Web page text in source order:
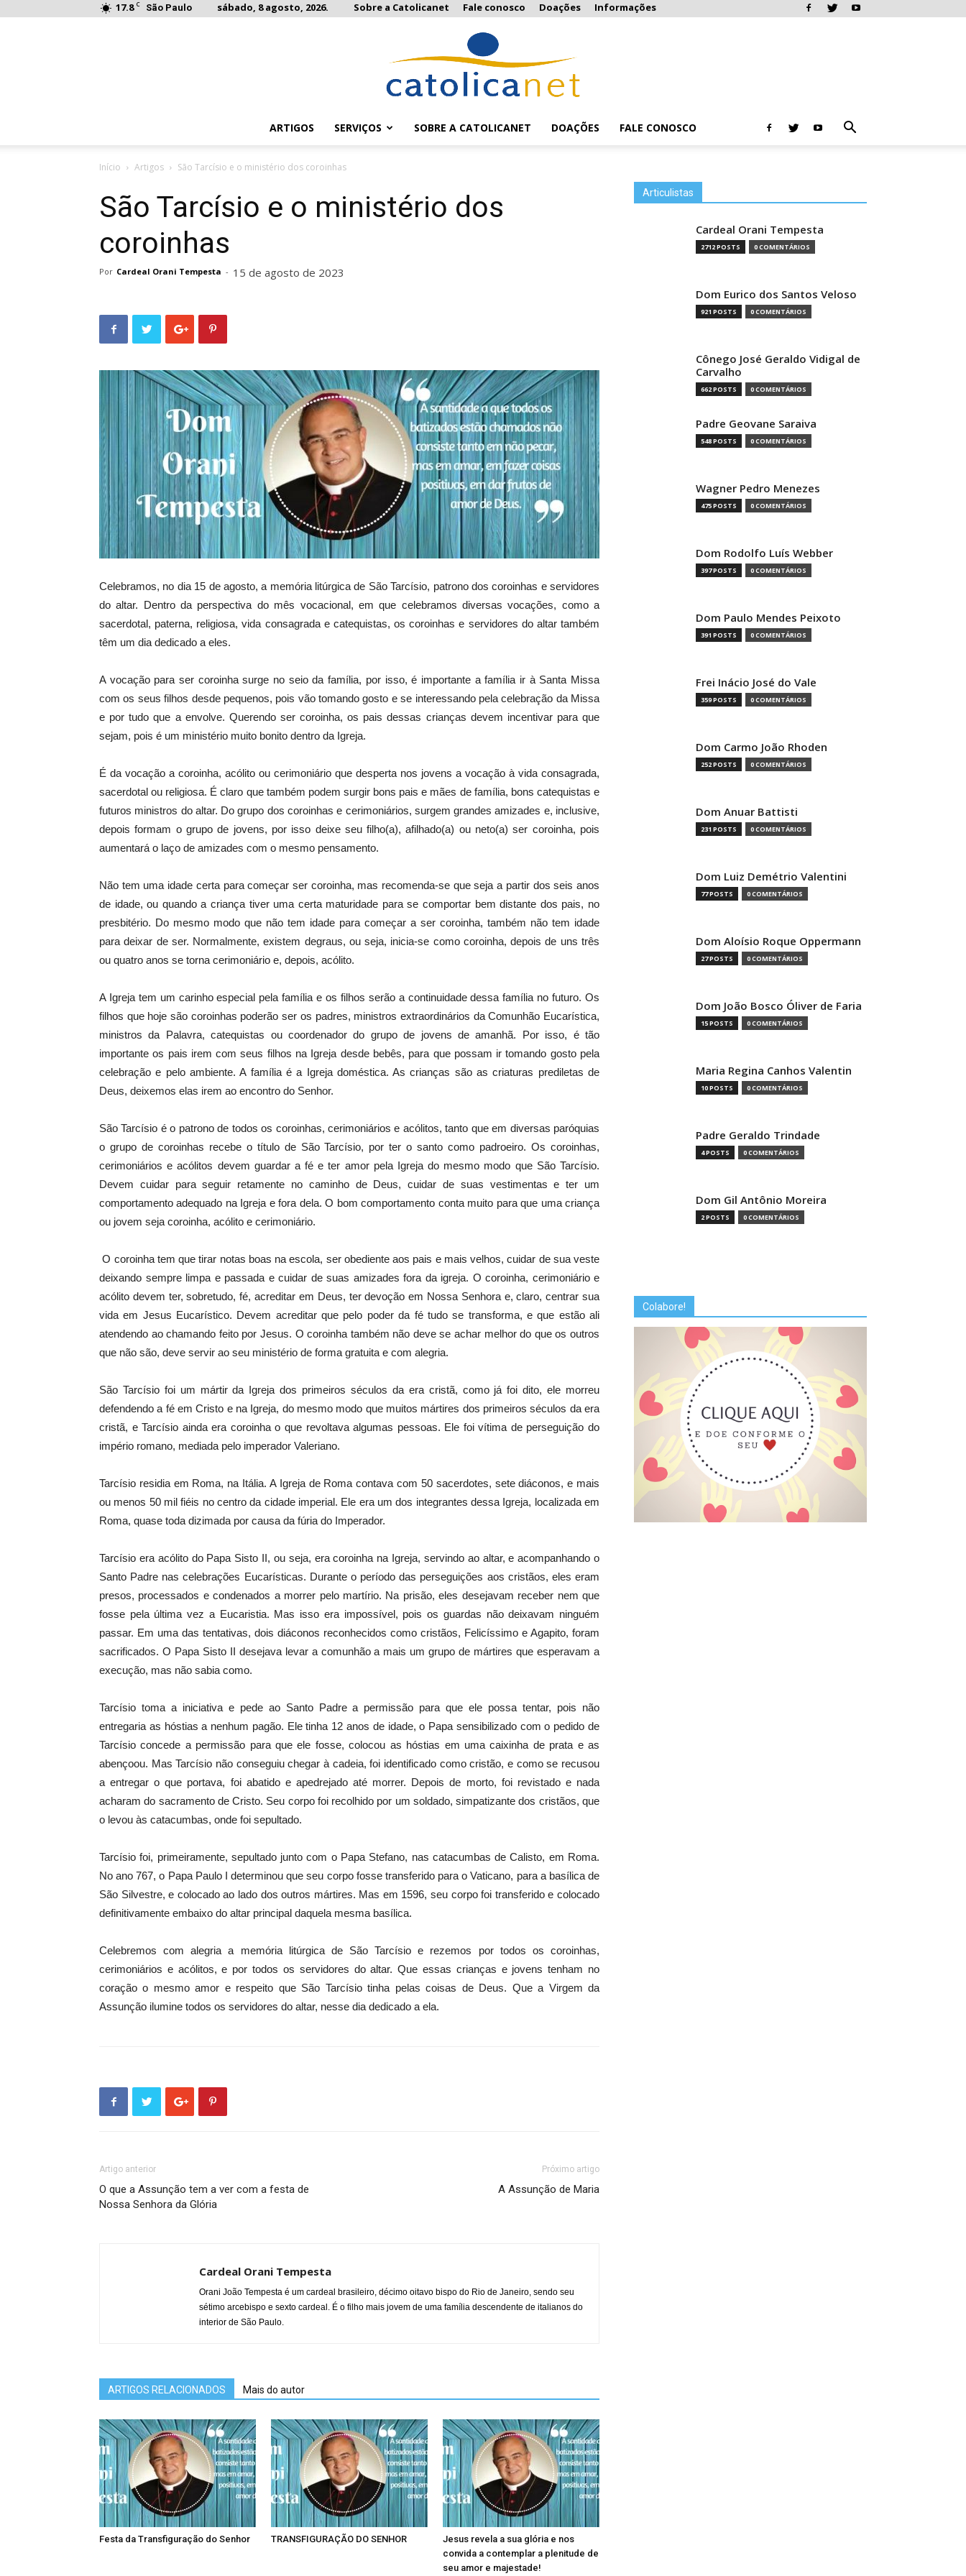
17.8 C São Paulo sábado, 8 agosto, 2026. Sobre a Catolicanet Fale conosco Doações Informações
ARTIGOS SERVIÇOS SOBRE A CATOLICANET DOAÇÕES FALE CONOSCO
Início Artigos São Tarcísio e o ministério dos coroinhas
São Tarcísio e o ministério dos
coroinhas
Por Cardeal Orani Tempesta - 15 de agosto de 2023
Celebramos, no dia 15 de agosto, a memória litúrgica de São Tarcísio, patrono dos coroinhas e servidores
do altar. Dentro da perspectiva do mês vocacional, em que celebramos diversas vocações, como a
sacerdotal, paterna, religiosa, vida consagrada e catequistas, os coroinhas e servidores do altar também
têm um dia dedicado a eles.
A vocação para ser coroinha surge no seio da família, por isso, é importante a família ir à Santa Missa
com os seus filhos desde pequenos, pois vão tomando gosto e se interessando pela celebração da Missa
e por tudo que a envolve. Querendo ser coroinha, os pais dessas crianças devem incentivar para que
sejam, pois é um ministério muito bonito dentro da Igreja.
É da vocação a coroinha, acólito ou cerimoniário que desperta nos jovens a vocação à vida consagrada,
sacerdotal ou religiosa. É claro que também podem surgir bons pais e mães de família, bons catequistas e
futuros ministros do altar. Do grupo dos coroinhas e cerimoniários, surgem grandes amizades e, inclusive,
depois formam o grupo de jovens, por isso deixe seu filho(a), afilhado(a) ou neto(a) ser coroinha, pois
aumentará o laço de amizades com o mesmo pensamento.
Não tem uma idade certa para começar ser coroinha, mas recomenda-se que seja a partir dos seis anos
de idade, ou quando a criança tiver uma certa maturidade para se comportar bem distante dos pais, no
presbitério. Do mesmo modo que não tem idade para começar a ser coroinha, também não tem idade
para deixar de ser. Normalmente, existem degraus, ou seja, inicia-se como coroinha, depois de uns três
ou quatro anos se torna cerimoniário e, depois, acólito.
A Igreja tem um carinho especial pela família e os filhos serão a continuidade dessa família no futuro. Os
filhos que hoje são coroinhas poderão ser os padres, ministros extraordinários da Comunhão Eucarística,
ministros da Palavra, catequistas ou coordenador do grupo de jovens de amanhã. Por isso, é tão
importante os pais irem com seus filhos na Igreja desde bebês, para que possam ir tomando gosto pela
celebração e pelo ambiente. A família é a Igreja doméstica. As crianças são as criaturas prediletas de
Deus, deixemos elas irem ao encontro do Senhor.
São Tarcísio é o patrono de todos os coroinhas, cerimoniários e acólitos, tanto que em diversas paróquias
o grupo de coroinhas recebe o título de São Tarcísio, por ter o santo como padroeiro. Os coroinhas,
cerimoniários e acólitos devem guardar a fé e ter amor pela Igreja do mesmo modo que São Tarcísio.
Devem cuidar para seguir retamente no caminho de Deus, cuidar de suas vestimentas e ter um
comportamento adequado na Igreja e fora dela. O bom comportamento conta muito para que uma criança
ou jovem seja coroinha, acólito e cerimoniário.
O coroinha tem que tirar notas boas na escola, ser obediente aos pais e mais velhos, cuidar de sua veste
deixando sempre limpa e passada e cuidar de suas amizades fora da igreja. O coroinha, cerimoniário e
acólito devem ter, sobretudo, fé, acreditar em Deus, ter devoção em Nossa Senhora e, claro, centrar sua
vida em Jesus Eucarístico. Devem acreditar que pelo poder da fé tudo se transforma, e que estão ali
atendendo ao chamando feito por Jesus. O coroinha também não deve se achar melhor do que os outros
que não são, deve servir ao seu ministério de forma gratuita e com alegria.
São Tarcísio foi um mártir da Igreja dos primeiros séculos da era cristã, como já foi dito, ele morreu
defendendo a fé em Cristo e na Igreja, do mesmo modo que muitos mártires dos primeiros séculos da era
cristã, e Tarcísio ainda era coroinha o que revoltava algumas pessoas. Ele foi vítima de perseguição do
império romano, mediada pelo imperador Valeriano.
Tarcísio residia em Roma, na Itália. A Igreja de Roma contava com 50 sacerdotes, sete diáconos, e mais
ou menos 50 mil fiéis no centro da cidade imperial. Ele era um dos integrantes dessa Igreja, localizada em
Roma, quase toda dizimada por causa da fúria do Imperador.
Tarcísio era acólito do Papa Sisto II, ou seja, era coroinha na Igreja, servindo ao altar, e acompanhando o
Santo Padre nas celebrações Eucarísticas. Durante o período das perseguições aos cristãos, eles eram
presos, processados e condenados a morrer pelo martírio. Na prisão, eles desejavam receber nem que
fosse pela última vez a Eucaristia. Mas isso era impossível, pois os guardas não deixavam ninguém
passar. Em uma das tentativas, dois diáconos reconhecidos como cristãos, Felicíssimo e Agapito, foram
sacrificados. O Papa Sisto II desejava levar a comunhão a mais um grupo de mártires que esperavam a
execução, mas não sabia como.
Tarcísio toma a iniciativa e pede ao Santo Padre a permissão para que ele possa tentar, pois não
entregaria as hóstias a nenhum pagão. Ele tinha 12 anos de idade, o Papa sensibilizado com o pedido de
Tarcísio concede a permissão para que ele fosse, colocou as hóstias em uma caixinha de prata e as
abençoou. Mas Tarcísio não conseguiu chegar à cadeia, foi identificado como cristão, e como se recusou
a entregar o que portava, foi abatido e apedrejado até morrer. Depois de morto, foi revistado e nada
acharam do sacramento de Cristo. Seu corpo foi recolhido por um soldado, simpatizante dos cristãos, que
o levou às catacumbas, onde foi sepultado.
Tarcísio foi, primeiramente, sepultado junto com o Papa Stefano, nas catacumbas de Calisto, em Roma.
No ano 767, o Papa Paulo I determinou que seu corpo fosse transferido para o Vaticano, para a basílica de
São Silvestre, e colocado ao lado dos outros mártires. Mas em 1596, seu corpo foi transferido e colocado
definitivamente embaixo do altar principal daquela mesma basílica.
Celebremos com alegria a memória litúrgica de São Tarcísio e rezemos por todos os coroinhas,
cerimoniários e acólitos, e por todos os servidores do altar. Que essas crianças e jovens tenham no
coração o mesmo amor e respeito que São Tarcísio tinha pelas coisas de Deus. Que a Virgem da
Assunção ilumine todos os servidores do altar, nesse dia dedicado a ela.
Artigo anterior
O que a Assunção tem a ver com a festa de
Nossa Senhora da Glória
Próximo artigo
A Assunção de Maria
Cardeal Orani Tempesta
Orani João Tempesta é um cardeal brasileiro, décimo oitavo bispo do Rio de Janeiro, sendo seu
sétimo arcebispo e sexto cardeal. É o filho mais jovem de uma família descendente de italianos do
interior de São Paulo.
ARTIGOS RELACIONADOS Mais do autor
Festa da Transfiguração do Senhor TRANSFIGURAÇÃO DO SENHOR
Jesus revela a sua glória e nos
convida a contemplar a plenitude de
seu amor e majestade!
Articulistas
Cardeal Orani Tempesta
2712 POSTS 0 COMENTÁRIOS
Dom Eurico dos Santos Veloso
921 POSTS 0 COMENTÁRIOS
Cônego José Geraldo Vidigal de
Carvalho
662 POSTS 0 COMENTÁRIOS
Padre Geovane Saraiva
548 POSTS 0 COMENTÁRIOS
Wagner Pedro Menezes
475 POSTS 0 COMENTÁRIOS
Dom Rodolfo Luís Webber
397 POSTS 0 COMENTÁRIOS
Dom Paulo Mendes Peixoto
391 POSTS 0 COMENTÁRIOS
Frei Inácio José do Vale
359 POSTS 0 COMENTÁRIOS
Dom Carmo João Rhoden
252 POSTS 0 COMENTÁRIOS
Dom Anuar Battisti
231 POSTS 0 COMENTÁRIOS
Dom Luiz Demétrio Valentini
77 POSTS 0 COMENTÁRIOS
Dom Aloísio Roque Oppermann
27 POSTS 0 COMENTÁRIOS
Dom João Bosco Óliver de Faria
15 POSTS 0 COMENTÁRIOS
Maria Regina Canhos Valentin
10 POSTS 0 COMENTÁRIOS
Padre Geraldo Trindade
4 POSTS 0 COMENTÁRIOS
Dom Gil Antônio Moreira
2 POSTS 0 COMENTÁRIOS
Colabore!